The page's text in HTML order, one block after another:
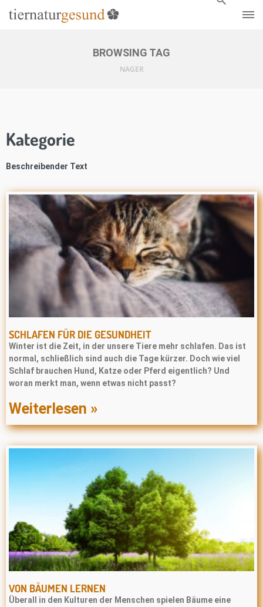
BROWSING TAG
NAGER
Kategorie
Beschreibender Text
SCHLAFEN FÜR DIE GESUNDHEIT
Winter ist die Zeit, in der unsere Tiere mehr schlafen. Das ist
normal, schließlich sind auch die Tage kürzer. Doch wie viel
Schlaf brauchen Hund, Katze oder Pferd eigentlich? Und
woran merkt man, wenn etwas nicht passt?
Weiterlesen »
VON BÄUMEN LERNEN
Überall in den Kulturen der Menschen spielen Bäume eine